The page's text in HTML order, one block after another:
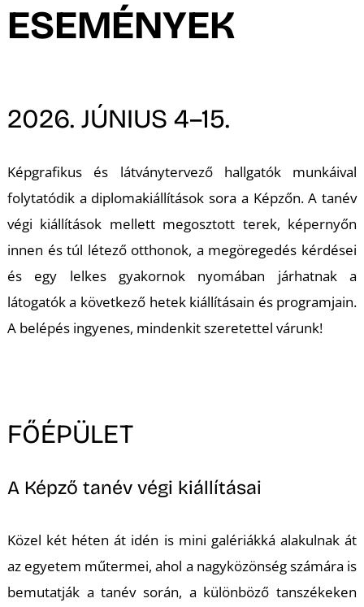
ESEMÉNYEK
2026. JÚNIUS 4–15.
Képgrafikus és látványtervező hallgatók munkáival
folytatódik a diplomakiállítások sora a Képzőn. A tanév
végi kiállítások mellett megosztott terek, képernyőn
innen és túl létező otthonok, a megöregedés kérdései
és egy lelkes gyakornok nyomában járhatnak a
látogatók a következő hetek kiállításain és programjain.
A belépés ingyenes, mindenkit szeretettel várunk!
FŐÉPÜLET
A Képző tanév végi kiállításai
Közel két héten át idén is mini galériákká alakulnak át
az egyetem műtermei, ahol a nagyközönség számára is
bemutatják a tanév során, a különböző tanszékeken